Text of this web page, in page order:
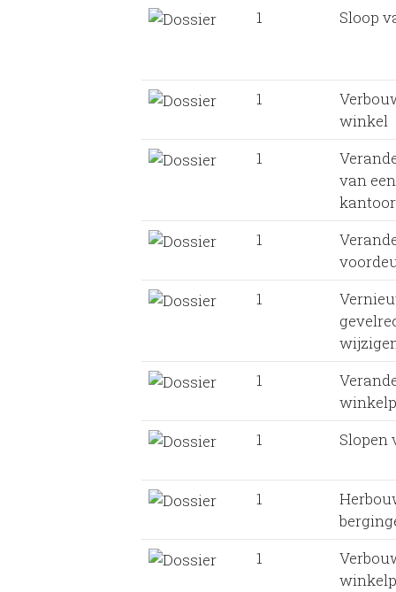
1
Sloop
1
winkel
1
van een
1
1
1
1
Slopen
1
1